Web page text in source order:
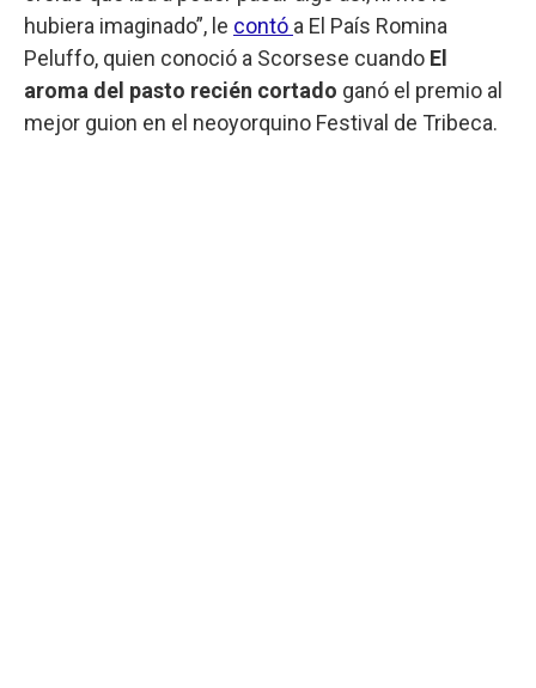
hubiera imaginado”, le contó a El País Romina
Peluffo, quien conoció a Scorsese cuando El
aroma del pasto recién cortado ganó el premio al
mejor guion en el neoyorquino Festival de Tribeca.